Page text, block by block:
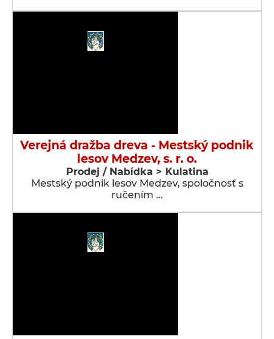
Verejná dražba dreva - Mestský podnik
lesov Medzev, s. r. o.
Prodej / Nabídka > Kulatina
Mestský podnik lesov Medzev, spoločnosť s
ručením …